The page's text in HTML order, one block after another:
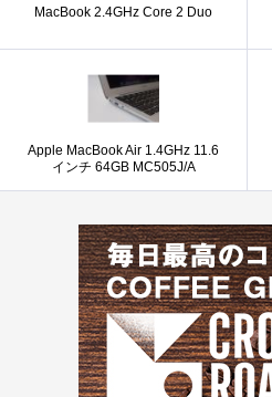
MacBook 2.4GHz Core 2 Duo
Apple MacBook Air 1.4GHz 11.6
インチ 64GB MC505J/A